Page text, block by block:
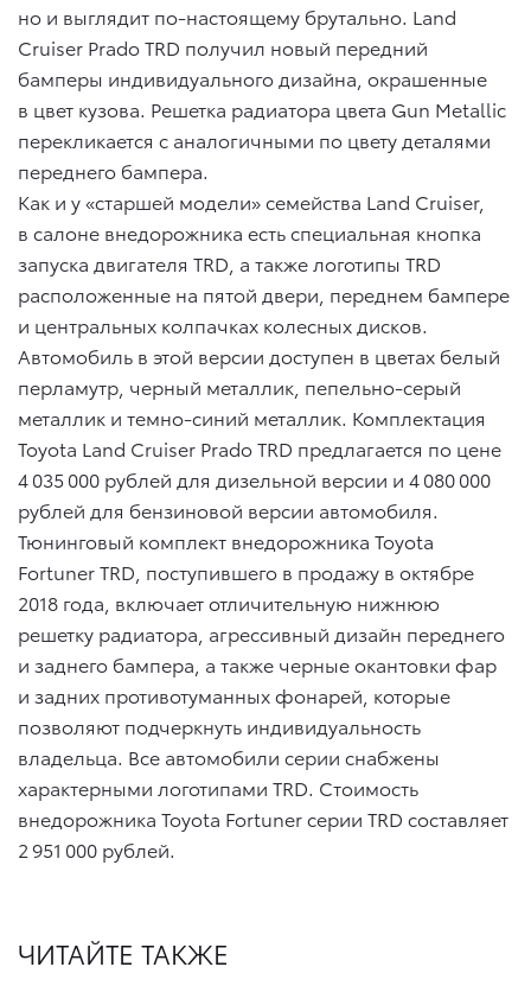
но и выглядит по-настоящему брутально. Land
Cruiser Prado TRD получил новый передний
бамперы индивидуального дизайна, окрашенные
в цвет кузова. Решетка радиатора цвета Gun Metallic
перекликается с аналогичными по цвету деталями
переднего бампера.
Как и у «старшей модели» семейства Land Cruiser,
в салоне внедорожника есть специальная кнопка
запуска двигателя TRD, а также логотипы TRD
расположенные на пятой двери, переднем бампере
и центральных колпачках колесных дисков.
Автомобиль в этой версии доступен в цветах белый
перламутр, черный металлик, пепельно-серый
металлик и темно-синий металлик. Комплектация
Toyota Land Cruiser Prado TRD предлагается по цене
4 035 000 рублей для дизельной версии и 4 080 000
рублей для бензиновой версии автомобиля.
Тюнинговый комплект внедорожника Toyota
Fortuner TRD, поступившего в продажу в октябре
2018 года, включает отличительную нижнюю
решетку радиатора, агрессивный дизайн переднего
и заднего бампера, а также черные окантовки фар
и задних противотуманных фонарей, которые
позволяют подчеркнуть индивидуальность
владельца. Все автомобили серии снабжены
характерными логотипами TRD. Стоимость
внедорожника Toyota Fortuner серии TRD составляет
2 951 000 рублей.
ЧИТАЙТЕ ТАКЖЕ